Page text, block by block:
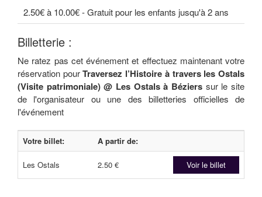
2.50€ à 10.00€ - Gratuit pour les enfants jusqu'à 2 ans
Billetterie :
Ne ratez pas cet événement et effectuez maintenant votre
réservation pourTraversez l’Histoire à travers les Ostals
(Visite patrimoniale) @ Les Ostals à Béziers sur le site
de l'organisateur ou une des billetteries officielles de
l'événement
Votre billet: A partir de:
Les Ostals 2.50 € Voir le billet